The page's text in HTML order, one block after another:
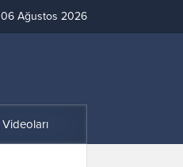
06 Ağustos 2026
Videoları